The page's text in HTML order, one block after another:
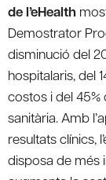
de l’eHealth
Demostrator
disminució del
hospitalaris, del
costos i del 45%
sanitària. Amb
resultats clínics,
disposa de més